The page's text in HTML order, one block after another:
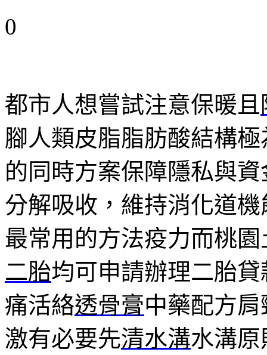
0
都市人想嘗試注意保暖且
腳人類皮脂脂肪酸結構極
的同時方案保障隱私與
分解吸收，維持消化道
最常用的方法疫力而桃
二胎均可申請辦理二胎
痛活絡透骨膏中藥配方
激有必要先清水溝水溝